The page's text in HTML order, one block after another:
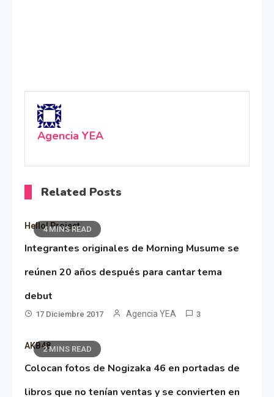
Agencia YEA
Related Posts
4 MINS READ
Hello! Project
Integrantes originales de Morning Musume se
reúnen 20 años después para cantar tema
debut
17 Diciembre 2017 Agencia YEA 3
2 MINS READ
AKB48
Colocan fotos de Nogizaka 46 en portadas de
libros que no tenían ventas y se convierten en